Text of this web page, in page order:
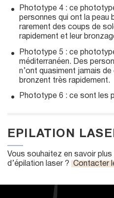
Phototype 4 : ce
personnes qui ont la peau
rarement des coups de
rapidement et leur
Phototype 5 : ce
méditerranéen. Des
n’ont quasiment jamais
bronzent très rapidement.
Phototype 6 : ce sont les
EPILATION
Vous souhaitez en savoir
d’épilation laser ?
Contacter